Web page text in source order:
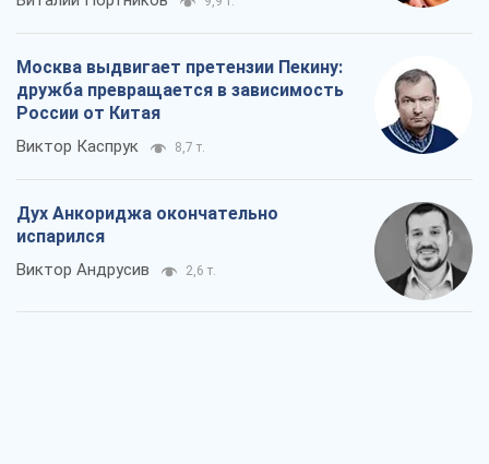
Москва выдвигает претензии Пекину:
дружба превращается в зависимость
России от Китая
Виктор Каспрук 8,7 т.
Дух Анкориджа окончательно
испарился
Виктор Андрусив 2,6 т.